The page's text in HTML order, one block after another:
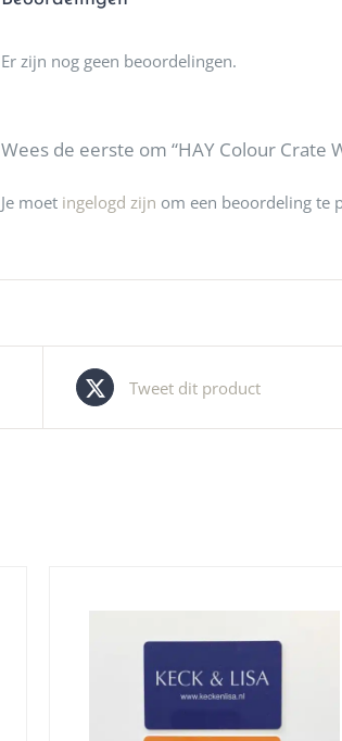
Er zijn nog geen beoordelingen.
Wees de eerste om “HAY Colour Crate
Je moet ingelogd zijn om een beoordeling te
Tweet dit product